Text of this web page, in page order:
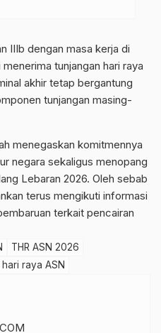
IIIb dengan masa kerja di
tunjangan hari raya
akhir tetap bergantung
tunjangan masing-
menegaskan komitmennya
negara sekaligus menopang
Lebaran 2026. Oleh sebab
terus mengikuti informasi
terkait pencairan
THR ASN 2026
raya ASN